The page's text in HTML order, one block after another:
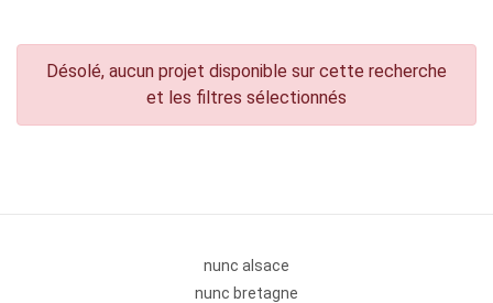
Désolé, aucun projet disponible sur cette recherche
et les filtres sélectionnés
nunc alsace
nunc bretagne